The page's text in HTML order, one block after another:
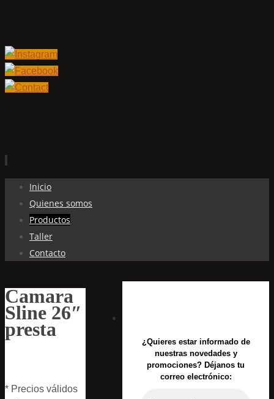
contenido
Inicio
Quienes somos
Productos
Taller
Contacto
Camara
Sline 26″
presta
* Precios válidos
¿Quieres estar informado de
nuestras novedades y
promociones? Déjanos tu
correo electrónico: